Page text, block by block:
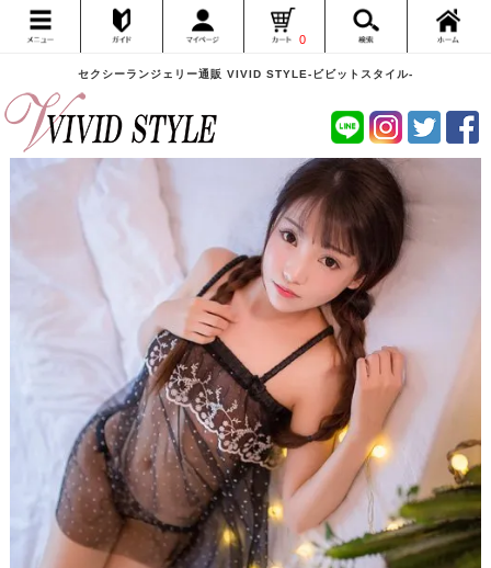
セクシーランジェリー通販 VIVID STYLE-ビビットスタイル-
0